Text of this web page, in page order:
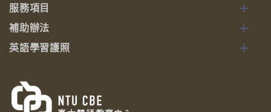
服務項目
補助辦法
英語學習護照